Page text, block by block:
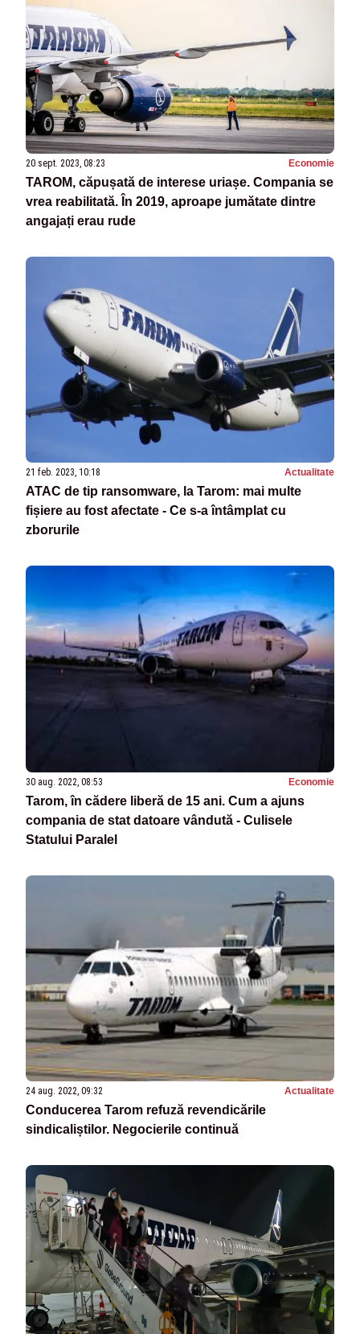
20 sept. 2023, 08:23 Economie
TAROM, căpușată de interese uriașe. Compania se
vrea reabilitată. În 2019, aproape jumătate dintre
angajați erau rude
21 feb. 2023, 10:18 Actualitate
ATAC de tip ransomware, la Tarom: mai multe
fișiere au fost afectate - Ce s-a întâmplat cu
zborurile
30 aug. 2022, 08:53 Economie
Tarom, în cădere liberă de 15 ani. Cum a ajuns
compania de stat datoare vândută - Culisele
Statului Paralel
24 aug. 2022, 09:32 Actualitate
Conducerea Tarom refuză revendicările
sindicaliștilor. Negocierile continuă